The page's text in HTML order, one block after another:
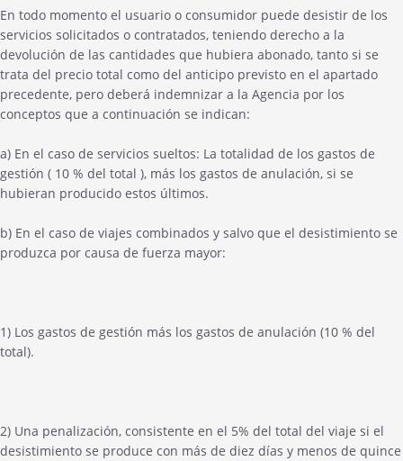
En todo momento el usuario o consumidor puede desistir de los
servicios solicitados o contratados, teniendo derecho a la
devolución de las cantidades que hubiera abonado, tanto si se
trata del precio total como del anticipo previsto en el apartado
precedente, pero deberá indemnizar a la Agencia por los
conceptos que a continuación se indican:
a) En el caso de servicios sueltos: La totalidad de los gastos de
gestión ( 10 % del total ), más los gastos de anulación, si se
hubieran producido estos últimos.
b) En el caso de viajes combinados y salvo que el desistimiento se
produzca por causa de fuerza mayor:
1) Los gastos de gestión más los gastos de anulación (10 % del
total).
2) Una penalización, consistente en el 5% del total del viaje si el
desistimiento se produce con más de diez días y menos de quince